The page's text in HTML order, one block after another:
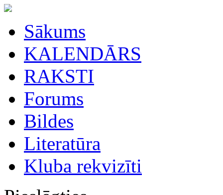
Sākums
KALENDĀRS
RAKSTI
Forums
Bildes
Literatūra
Kluba rekvizīti